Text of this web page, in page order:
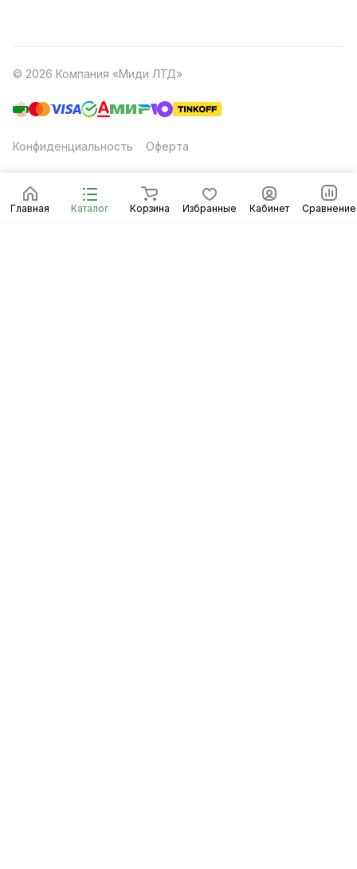
Главная Каталог Корзина Избранные Кабинет Сравнение
© 2026 Компания «Миди ЛТД»
Конфиденциальность Оферта